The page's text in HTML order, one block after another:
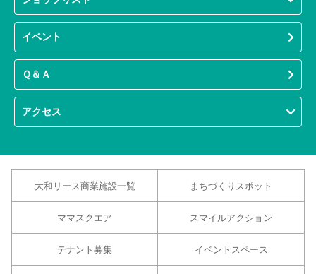
イベント
Ｑ＆Ａ
アクセス
大和リース商業施設一覧 まちづくりスポット
ママスクエア スマイルアクション
テナント募集 イベントスペース